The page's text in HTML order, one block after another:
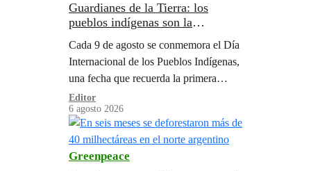
Guardianes de la Tierra: los
pueblos indígenas son la
Cada 9 de agosto se conmemora el Día
Internacional de los Pueblos Indígenas,
una fecha que recuerda la primera
reunión de trabajo de la ONU sobre
esta población, celebrada en Ginebra
en 1982.
Editor
6 agosto 2026
Greenpeace